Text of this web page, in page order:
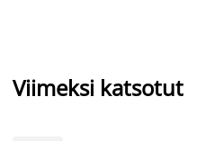
Viimeksi katsotut